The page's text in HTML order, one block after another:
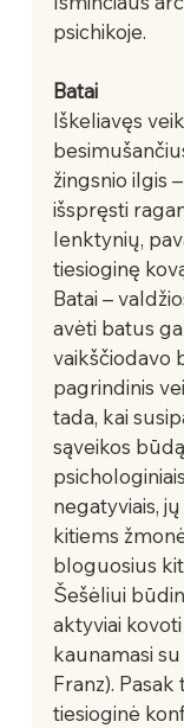
psichikoje.
Batai
Iškeliavęs
žingsnio ilgis
išspręsti
lenktynių,
tiesioginę
Batai –
avėti batus
vaikščiodavo
pagrindinis
tada, kai
sąveikos
negatyviais,
kitiems
bloguosius
Šešėliui
aktyviai
kaunamasi
Franz).
tiesioginė